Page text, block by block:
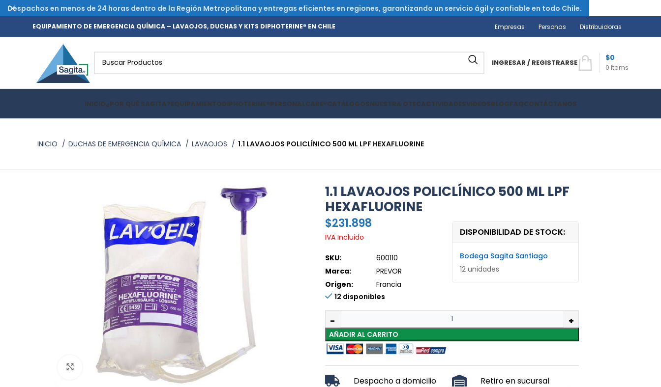
EQUIPAMIENTO DE EMERGENCIA QUÍMICA – LAVAOJOS, DUCHAS Y KITS DIPHOTERINE® EN CHILE Empresas Personas Distribuidoras
INGRESAR / REGISTRARSE
0 items
$0
INICIO¿POR QUÉ SAGITA?EQUIPAMIENTODIPHOTERINE®PERSONALCARE®CATÁLOGOSNUESTRA OTECACTIVIDADESVIDEOSBLOGFAQCONTÁCTANOS
INICIO DUCHAS DE EMERGENCIA QUÍMICA LAVAOJOS 1.1 LAVAOJOS POLICLÍNICO 500 ML LPF HEXAFLUORINE
Haz clic para ampliar
1.1 LAVAOJOS POLICLÍNICO 500 ML LPF
HEXAFLUORINE
$231.898
IVA Incluido
SKU:
600110
Marca:
PREVOR
Origen:
Francia
DISPONIBILIDAD DE STOCK:
Bodega Sagita Santiago
12 unidades
12 disponibles
AÑADIR AL CARRITO
Despacho a domicilio Retiro en sucursal
Despachos en menos de 24 horas dentro de la Región Metropolitana y entregas eficientes en regiones, garantizando un servicio ágil y confiable en todo Chile.